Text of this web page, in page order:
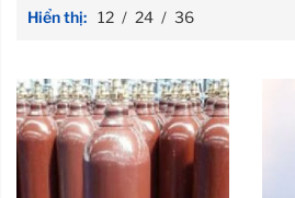
Hiển thị: 12 / 24 / 36